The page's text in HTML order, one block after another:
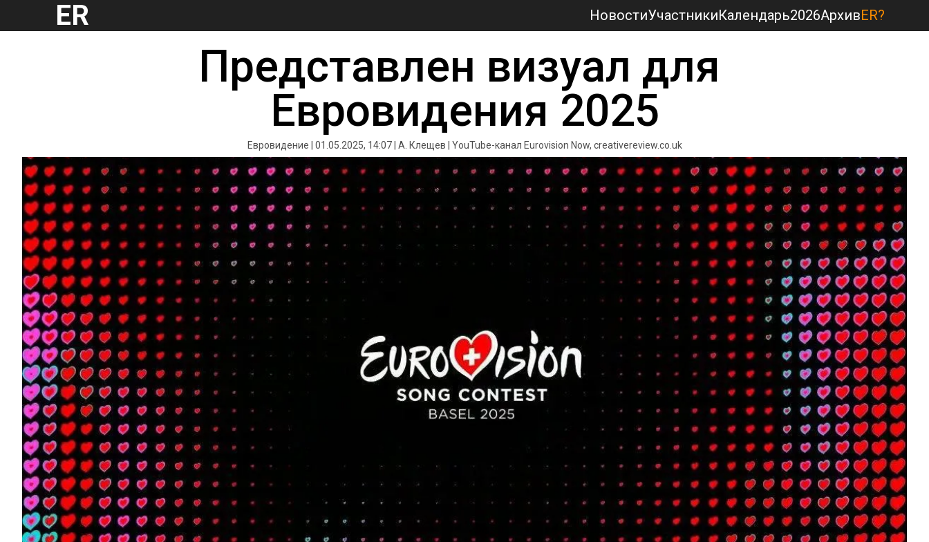
ER НовостиУчастникиКалендарь2026АрхивER?
Представлен визуал для
Евровидения 2025
Евровидение | 01.05.2025, 14:07 | А. Клещев | YouTube-канал Eurovision Now, creativereview.co.uk